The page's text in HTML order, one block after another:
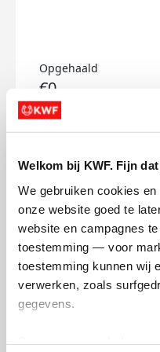
Welkom bij KWF. Fijn
We gebruiken cookies
onze website goed te
website en campagnes
toestemming — voor
toestemming kunnen wij
verwerken, zoals
gegevens.
Opgehaald
€0
Doneer